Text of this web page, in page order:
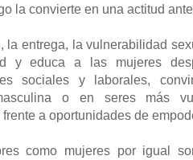
la convierte en una actitud
la entrega, la vulnerabilidad
y educa a las mujeres
sociales y laborales,
o en seres más
a oportunidades de
como mujeres por igual